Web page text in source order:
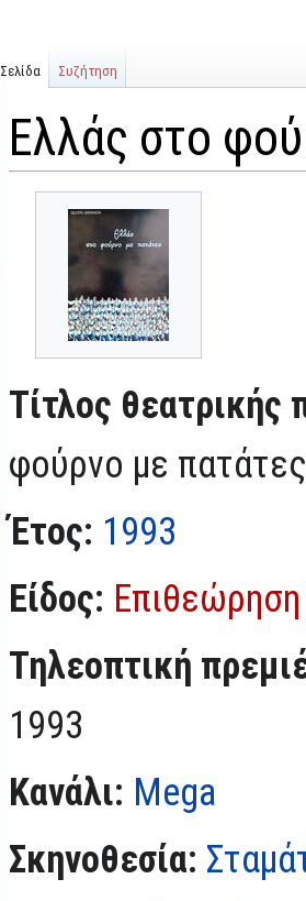
Ελλάς στο
Τίτλος θεατρικής
φούρνο με πατάτες
Έτος: 1993
Είδος: Επιθεώρηση
Τηλεοπτική
1993
Κανάλι: Mega
Σκηνοθεσία:
Σελίδα Συζήτηση